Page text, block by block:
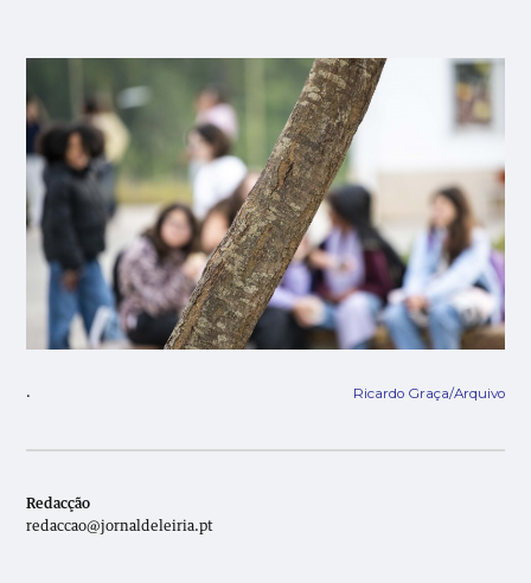
. Ricardo Graça/Arquivo
Redacção
redaccao@jornaldeleiria.pt